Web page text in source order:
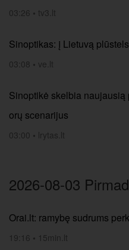
03:26 • tv3.lt
Sinoptikas: į Lietuvą
03:08 • ve.lt
Sinoptikė skelbia
orų scenarijus
03:00 • lrytas.lt
2026-08-03
Orai.lt: ramybę sudrums
19:16 • 15min.lt